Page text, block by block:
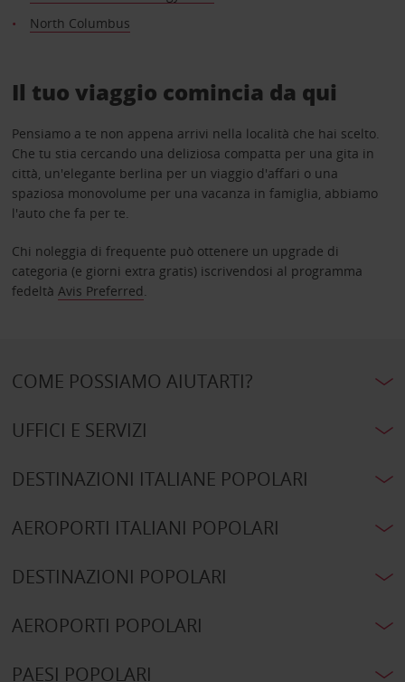
North Columbus
Il tuo viaggio comincia da qui
Pensiamo a te non appena arrivi nella località che hai scelto.
Che tu stia cercando una deliziosa compatta per una gita in
città, un'elegante berlina per un viaggio d'affari o una
spaziosa monovolume per una vacanza in famiglia, abbiamo
l'auto che fa per te.
Chi noleggia di frequente può ottenere un upgrade di
categoria (e giorni extra gratis) iscrivendosi al programma
fedeltà Avis Preferred.
COME POSSIAMO AIUTARTI?
UFFICI E SERVIZI
DESTINAZIONI ITALIANE POPOLARI
AEROPORTI ITALIANI POPOLARI
DESTINAZIONI POPOLARI
AEROPORTI POPOLARI
PAESI POPOLARI